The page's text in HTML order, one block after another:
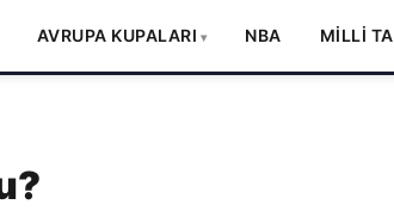
AVRUPA KUPALARI NBA MİLLİ